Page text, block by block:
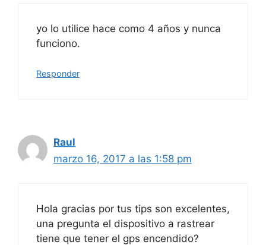
yo lo utilice hace como 4 años y nunca
funciono.
Responder
Raul
marzo 16, 2017 a las 1:58 pm
Hola gracias por tus tips son excelentes,
una pregunta el dispositivo a rastrear
tiene que tener el gps encendido?